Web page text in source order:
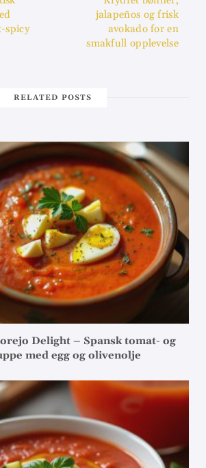
spicy
jalapeños og frisk
avokado for en
smakfull opplevelse
RELATED POSTS
Delight – Spansk tomat- og
med egg og olivenolje